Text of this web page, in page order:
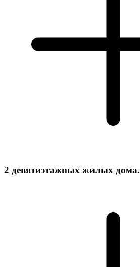
2 девятиэтажных жилых дома.